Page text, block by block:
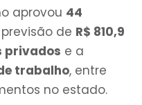
aprovou 44
de R$ 810,9
privados e a
trabalho, entre
no estado.